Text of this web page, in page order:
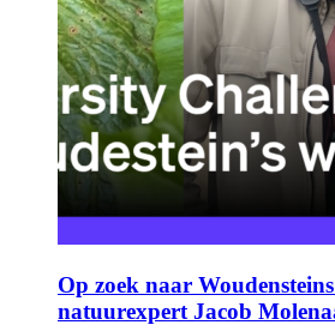
Op zoek naar
natuurexpert Jacob